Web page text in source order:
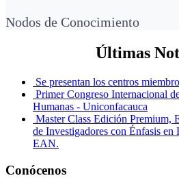
Nodos de Conocimiento
Últimas
Se presentan los centros
Primer Congreso Internacional
Humanas - Uniconfacauca
Master Class Edición Premium,
de Investigadores con Énfasis
EAN.
Conócenos